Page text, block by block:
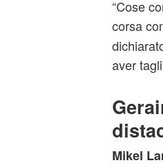
“Cose
corsa
aver
Mikel